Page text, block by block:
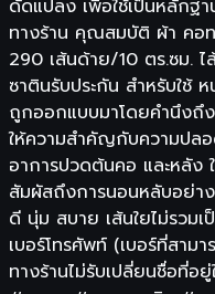
ดัดแปลง เพื่อใช้เป็นหลักฐ
ทางร้าน คุณสมบัติ ผ้า คอ
290 เส้นด้าย/10 ตร.ซม. ไ
ซาตินรับประกัน สำหรับใ
ถูกออกแบบมาโดยคำนึง
ให้ความสำคัญกับความปล
อาการปวดต้นคอ และหลัง
สัมผัสถึงการนอนหลับอย่า
ดี นุ่ม สบาย เส้นใยไม่รวม
เบอร์โทรศัพท์ (เบอร์ที่สาม
ทางร้านไม่รับเปลี่ยนชื่อที่อ